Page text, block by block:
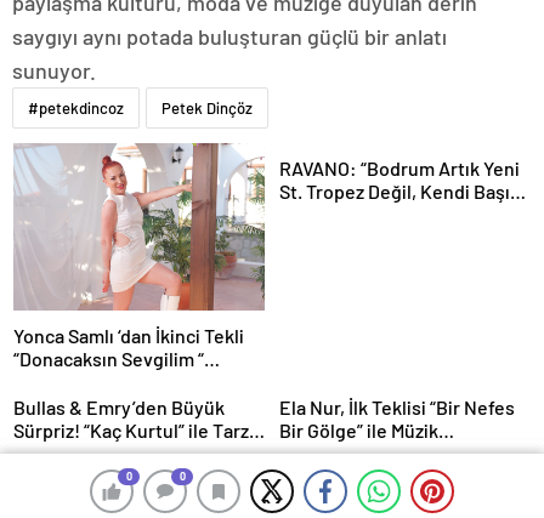
0 0
0 0
saygıyı aynı potada buluşturan güçlü bir anlatı
sunuyor.
#petekdincoz Petek Dinçöz
Yonca Samlı ‘dan İkinci Tekli
“Donacaksın Sevgilim “
RAVANO: “Bodrum Artık Yeni
St. Tropez Değil, Kendi Başına
Bullas & Emry’den Büyük
Sürpriz! “Kaç Kurtul” ile Tarz
Değiştirdiler
Ela Nur, İlk Teklisi “Bir Nefes
Bir Gölge” ile Müzik
Yolculuğuna Başladı
Şantiyeden Setlere ; İdil Elma
Melisa Özmen, doğum
gününde şıklığıyla göz